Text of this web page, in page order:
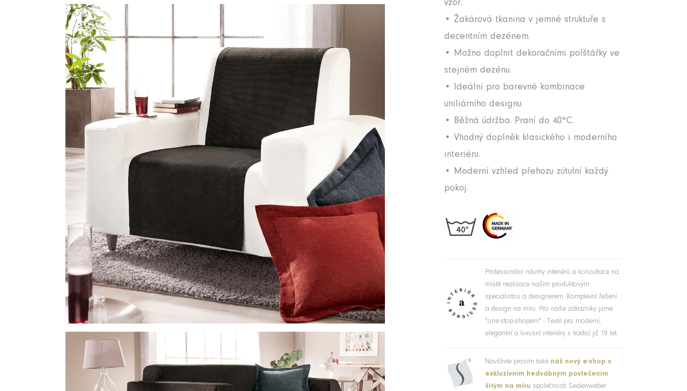
vzor.
• Žakárová tkanina v jemné struktuře s
decentním dezénem.
• Možno doplnit dekoračními polštářky ve
stejném dezénu.
• Ideální pro barevné kombinace
uniliárního designu.
• Běžná údržba. Praní do 40°C.
• Vhodný doplněk klasického i moderního
interiéru.
• Moderní vzhled přehozu zútulní každý
pokoj.
Profesionální návrhy interiérů a konzultace na
místě realizace našim produktovým
specialistou a designerem. Komplexní řešení
a design na míru. Pro naše zákazníky jsme
"one-stop-shopem" - Textil pro moderní,
elegantní a luxusní interiéry s tradicí již 19 let.
Navštivte prosím také náš nový e-shop s
exkluzivním hedvábným povlečením
šitým na míru společnosti Seidenweber.